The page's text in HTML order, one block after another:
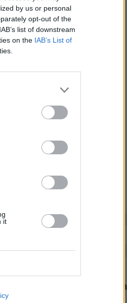
by us or personal
opt-out of the
list of downstream
on the IAB’s List of
it